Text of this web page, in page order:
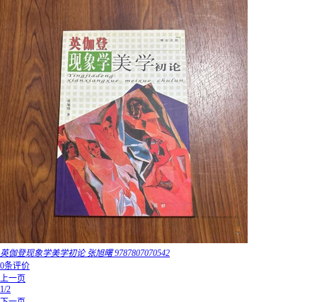
英伽登现象学美学初论 张旭曙 9787807070542
0条评价
上一页
1/2